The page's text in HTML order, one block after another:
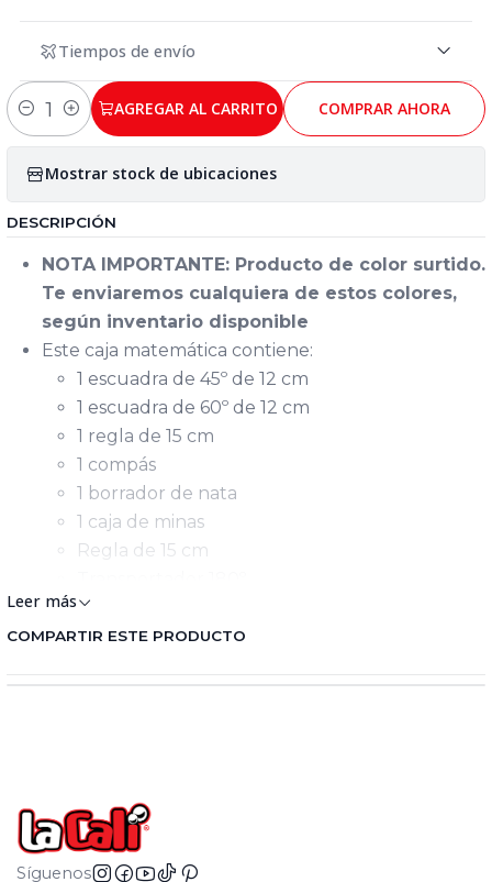
Tiempos de envío
Cantidad
AGREGAR AL CARRITO COMPRAR AHORA
Mostrar stock de ubicaciones
DESCRIPCIÓN
NOTA IMPORTANTE: Producto de color surtido.
Te enviaremos cualquiera de estos colores,
según inventario disponible
Este caja matemática contiene:
1 escuadra de 45º de 12 cm
1 escuadra de 60º de 12 cm
1 regla de 15 cm
1 compás
1 borrador de nata
1 caja de minas
Regla de 15 cm
Medidas: 2,4 X 11 X 20 cms
Peso: 130 gr
Leer más
COMPARTIR ESTE PRODUCTO
Síguenos